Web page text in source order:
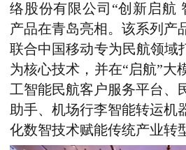
络股份有限公司“创新启航
产品在青岛亮相。该系列产
联合中国移动专为民航领域
为核心技术，并在“启航”大
工智能民航客户服务平台、
助手、机场行李智能转运机
化数智技术赋能传统产业转